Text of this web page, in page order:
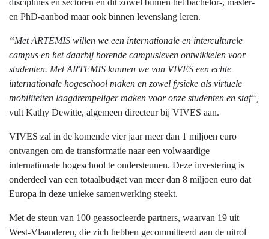
disciplines en sectoren en dit zowel binnen het bachelor-, master-
en PhD-aanbod maar ook binnen levenslang leren.
“Met ARTEMIS willen we een internationale en interculturele
campus en het daarbij horende campusleven ontwikkelen voor
studenten. Met ARTEMIS kunnen we van VIVES een echte
internationale hogeschool maken en zowel fysieke als virtuele
mobiliteiten laagdrempeliger maken voor onze studenten en staf“,
vult Kathy Dewitte, algemeen directeur bij VIVES aan.
VIVES zal in de komende vier jaar meer dan 1 miljoen euro
ontvangen om de transformatie naar een volwaardige
internationale hogeschool te ondersteunen. Deze investering is
onderdeel van een totaalbudget van meer dan 8 miljoen euro dat
Europa in deze unieke samenwerking steekt.
Met de steun van 100 geassocieerde partners, waarvan 19 uit
West-Vlaanderen, die zich hebben gecommitteerd aan de uitrol